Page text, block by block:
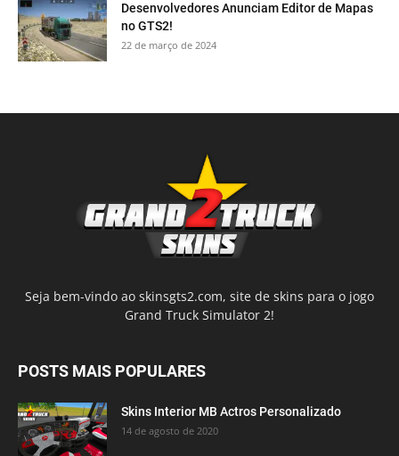
Desenvolvedores Anunciam Editor de Mapas
no GTS2!
22 de março de 2024
Seja bem-vindo ao skinsgts2.com, site de skins para o jogo
Grand Truck Simulator 2!
POSTS MAIS POPULARES
Skins Interior MB Actros Personalizado
14 de agosto de 2020